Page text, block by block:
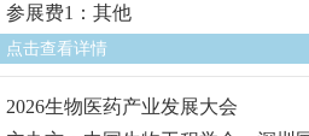
参展费1：其他
点击查看详情
2026生物医药产业发展大会